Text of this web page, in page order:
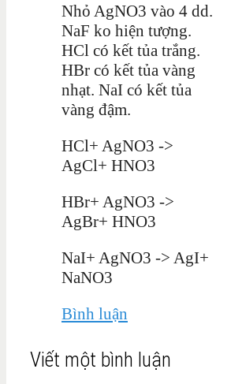
Nhỏ AgNO3 vào 4 dd.
NaF ko hiện tượng.
HCl có kết tủa trắng.
HBr có kết tủa vàng
nhạt. NaI có kết tủa
vàng đậm.
HCl+ AgNO3 ->
AgCl+ HNO3
HBr+ AgNO3 ->
AgBr+ HNO3
NaI+ AgNO3 -> AgI+
NaNO3
Bình luận
Viết một bình luận